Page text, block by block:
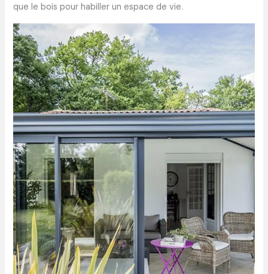
que le bois pour habiller un espace de vie.